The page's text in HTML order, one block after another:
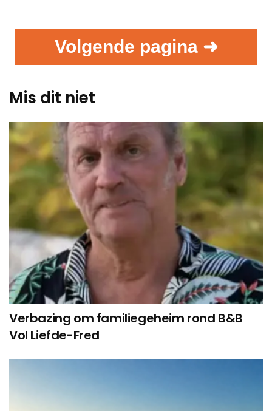
Volgende pagina ➜
Mis dit niet
Verbazing om familiegeheim rond B&B
Vol Liefde-Fred